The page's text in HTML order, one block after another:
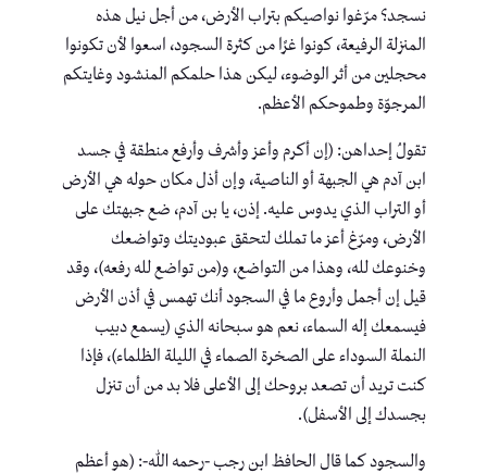
نسجد؟ مرّغوا نواصيكم بتراب الأرض، من أجل نيل هذه
المنزلة الرفيعة، كونوا غرًا من كثرة السجود، اسعوا لأن تكونوا
محجلين من أثر الوضوء، ليكن هذا حلمكم المنشود وغايتكم
المرجوّة وطموحكم الأعظم.
تقولُ إحداهن: (إن أكرم وأعز وأشرف وأرفع منطقة في جسد
ابن آدم هي الجبهة أو الناصية، وإن أذل مكان حوله هي الأرض
أو التراب الذي يدوس عليه. إذن، يا بن آدم، ضع جبهتك على
الأرض، ومرّغ أعز ما تملك لتحقق عبوديتك وتواضعك
وخنوعك لله، وهذا من التواضع، و(من تواضع لله رفعه)، وقد
قيل إن أجمل وأروع ما في السجود أنك تهمس في أذن الأرض
فيسمعك إله السماء، نعم هو سبحانه الذي (يسمع دبيب
النملة السوداء على الصخرة الصماء في الليلة الظلماء)، فإذا
كنت تريد أن تصعد بروحك إلى الأعلى فلا بد من أن تنزل
بجسدك إلى الأسفل).
والسجود كما قال الحافظ ابن رجب -رحمه الله-: (هو أعظم